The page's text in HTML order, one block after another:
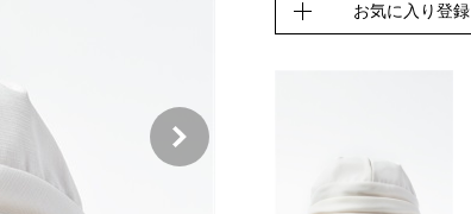
お気に入り登録